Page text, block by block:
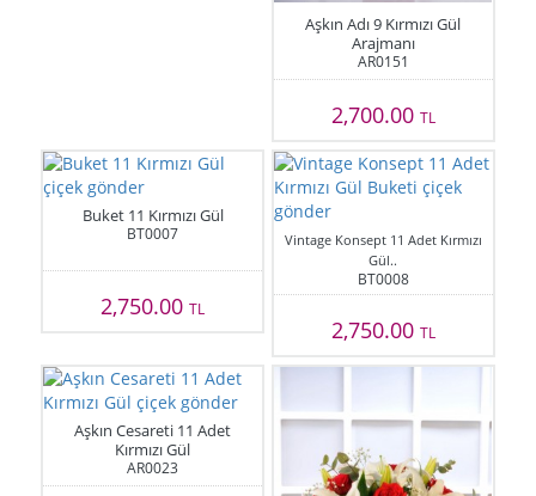
Aşkın Adı 9 Kırmızı Gül
Arajmanı
AR0151
2,700.00 TL
Buket 11 Kırmızı Gül
BT0007
2,750.00TL
Vintage Konsept 11 Adet Kırmızı
Gül..
BT0008
2,750.00 TL
Aşkın Cesareti 11 Adet
Kırmızı Gül
AR0023